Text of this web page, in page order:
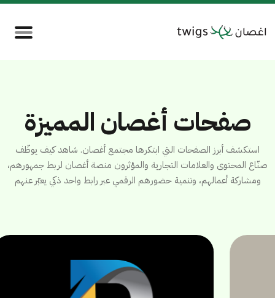
صفحات أغصان المميزة
استكشف أبرز الصفحات التي ابتكرها مجتمع أغصان. شاهد كيف يوظّف
صنّاع المحتوى والعلامات التجارية والمؤثرون منصة أغصان لربط جمهورهم،
ومشاركة أعمالهم، وتنمية حضورهم الرقمي عبر رابط واحد ذكي يعبّر عنهم